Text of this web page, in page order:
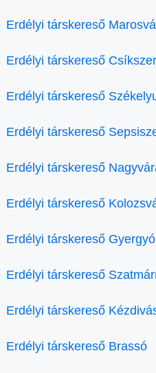
Erdélyi társkereső
Erdélyi társkereső
Erdélyi társkereső
Erdélyi társkereső
Erdélyi társkereső
Erdélyi társkereső
Erdélyi társkereső
Erdélyi társkereső
Erdélyi társkereső
Erdélyi társkereső Brassó